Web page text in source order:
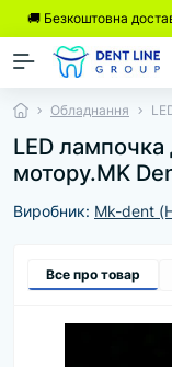
🚚 Безкоштовна
Обладнання
LED лампочка
мотору.MK
Виробник: Mk-dent
Все про товар